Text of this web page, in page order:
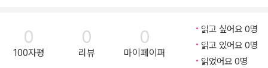
0
100자평
0
리뷰
0
마이페이퍼
읽고 싶어요 0명
읽고 있어요 0명
읽었어요 0명